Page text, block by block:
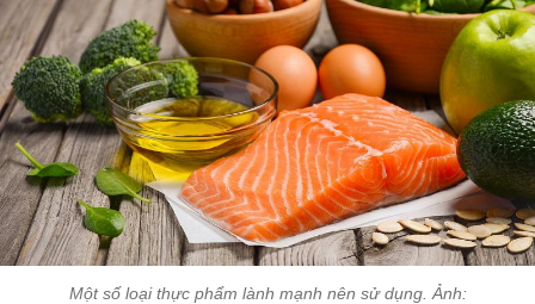
Một số loại thực phẩm lành mạnh nên sử dụng. Ảnh: